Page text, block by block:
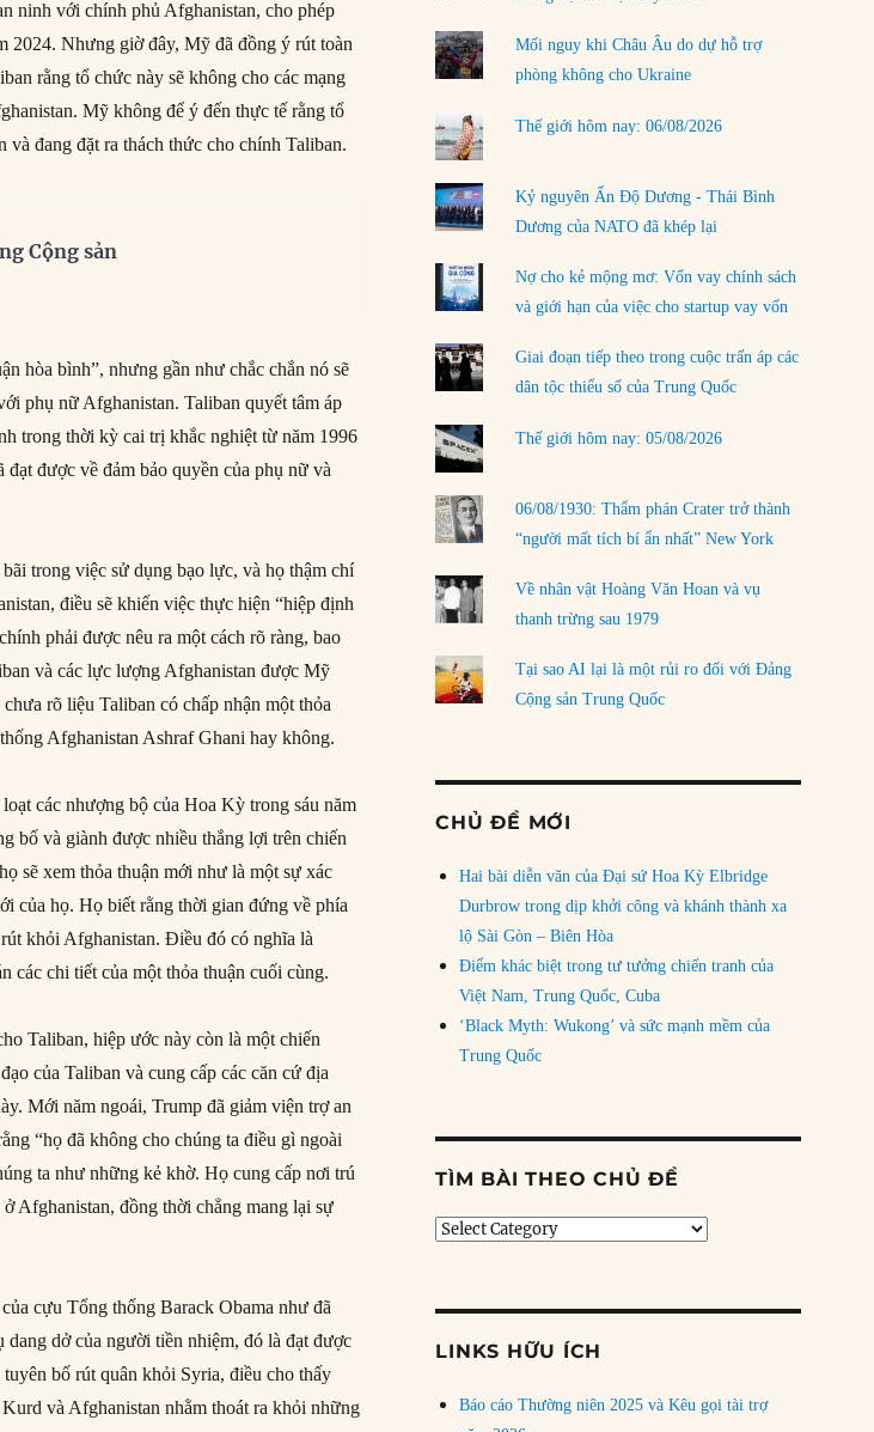
ninh với chính phủ Afghanistan, cho phép
2024. Nhưng giờ đây, Mỹ đã đồng ý rút toàn
rằng tổ chức này sẽ không cho các mạng
Mỹ không để ý đến thực tế rằng tổ
đang đặt ra thách thức cho chính Taliban.
Cộng sản
hòa bình”, nhưng gần như chắc chắn nó sẽ
phụ nữ Afghanistan. Taliban quyết tâm áp
trong thời kỳ cai trị khắc nghiệt từ năm 1996
được về đảm bảo quyền của phụ nữ và
trong việc sử dụng bạo lực, và họ thậm chí
điều sẽ khiến việc thực hiện “hiệp định
phải được nêu ra một cách rõ ràng, bao
và các lực lượng Afghanistan được Mỹ
rõ liệu Taliban có chấp nhận một thỏa
Afghanistan Ashraf Ghani hay không.
các nhượng bộ của Hoa Kỳ trong sáu năm
bố và giành được nhiều thắng lợi trên chiến
sẽ xem thỏa thuận mới như là một sự xác
của họ. Họ biết rằng thời gian đứng về phía
khỏi Afghanistan. Điều đó có nghĩa là
các chi tiết của một thỏa thuận cuối cùng.
Taliban, hiệp ước này còn là một chiến
của Taliban và cung cấp các căn cứ địa
Mới năm ngoái, Trump đã giảm viện trợ an
“họ đã không cho chúng ta điều gì ngoài
ta như những kẻ khờ. Họ cung cấp nơi trú
Afghanistan, đồng thời chẳng mang lại sự
cựu Tổng thống Barack Obama như đã
dở của người tiền nhiệm, đó là đạt được
bố rút quân khỏi Syria, điều cho thấy
và Afghanistan nhằm thoát ra khỏi những
Làm thế nào để kết thúc Chiến tranh Iran?
01/08/2026
Chiến lược kế tiếp của Bắc Kinh ở Biển Đông
31/07/2026
Trật tự thế giới mới: Các nước nhỏ sẽ luôn
phải chịu đựng?
LOAD MORE
Mối nguy khi Châu Âu do dự hỗ trợ
phòng không cho Ukraine
Thế giới hôm nay: 06/08/2026
Kỷ nguyên Ấn Độ Dương - Thái Bình
Dương của NATO đã khép lại
Nợ cho kẻ mộng mơ: Vốn vay chính sách
và giới hạn của việc cho startup vay vốn
Giai đoạn tiếp theo trong cuộc trấn áp các
dân tộc thiểu số của Trung Quốc
Thế giới hôm nay: 05/08/2026
06/08/1930: Thẩm phán Crater trở thành
“người mất tích bí ẩn nhất” New York
Về nhân vật Hoàng Văn Hoan và vụ
thanh trừng sau 1979
Tại sao AI lại là một rủi ro đối với Đảng
Cộng sản Trung Quốc
CHỦ ĐỀ MỚI
Hai bài diễn văn của Đại sứ Hoa Kỳ Elbridge
Durbrow trong dịp khởi công và khánh thành xa
lộ Sài Gòn – Biên Hòa
Điểm khác biệt trong tư tưởng chiến tranh của
Việt Nam, Trung Quốc, Cuba
‘Black Myth: Wukong’ và sức mạnh mềm của
Trung Quốc
TÌM BÀI THEO CHỦ ĐỀ
Tìm
LINKS HỮU ÍCH
Báo cáo Thường niên 2025 và Kêu gọi tài trợ